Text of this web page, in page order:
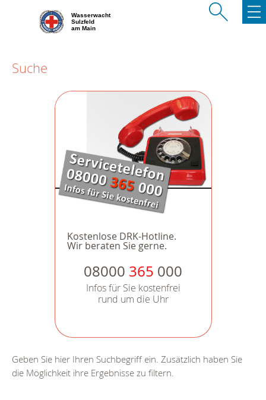
Wasserwacht
Sulzfeld
am Main
Suche
Kostenlose DRK-Hotline.
Wir beraten Sie gerne.
08000 365 000
Infos für Sie kostenfrei
rund um die Uhr
Geben Sie hier Ihren Suchbegriff ein. Zusätzlich haben Sie
die Möglichkeit ihre Ergebnisse zu filtern.